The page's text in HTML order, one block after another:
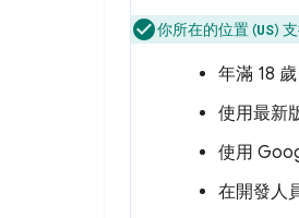
你所在的位置 (US)
年滿 18
使用最新
使用
在開發人